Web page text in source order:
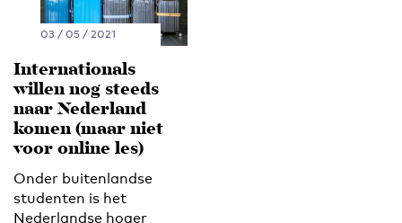
03 / 05 / 2021
Internationals
willen nog steeds
naar Nederland
komen (maar niet
voor online les)
Onder buitenlandse
studenten is het
Nederlandse hoger